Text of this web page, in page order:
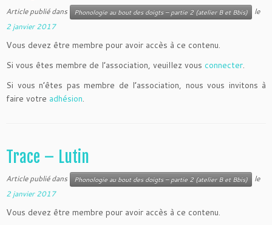
Article publié dans Phonologie au bout des doigts – partie 2 (atelier B et Bbis)
le
2 janvier 2017
Vous devez être membre pour avoir accès à ce contenu.
Si vous êtes membre de l’association, veuillez vous connecter.
Si vous n’êtes pas membre de l’association, nous vous invitons à
faire votre adhésion.
Trace – Lutin
Article publié dans Phonologie au bout des doigts – partie 2 (atelier B et Bbis)
le
2 janvier 2017
Vous devez être membre pour avoir accès à ce contenu.